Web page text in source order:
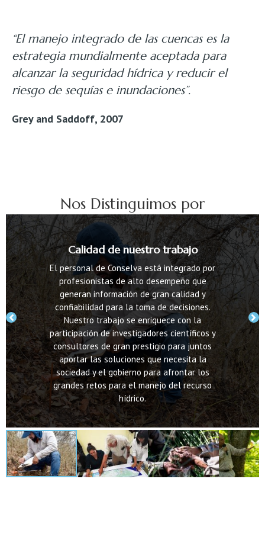
“El manejo integrado de las cuencas es la
estrategia mundialmente aceptada para
alcanzar la seguridad hídrica y reducir el
riesgo de sequías e inundaciones”.
Grey and Saddoff, 2007
Nos Distinguimos por
Calidad de nuestro trabajo
El personal de Conselva está integrado por
profesionistas de alto desempeño que
generan información de gran calidad y
confiabilidad para la toma de decisiones.
Nuestro trabajo se enriquece con la
participación de investigadores científicos y
consultores de gran prestigio para juntos
aportar las soluciones que necesita la
sociedad y el gobierno para afrontar los
grandes retos para el manejo del recurso
hídrico.